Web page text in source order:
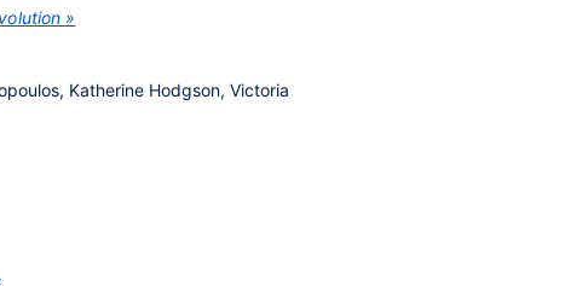
»
Katherine Hodgson, Victoria